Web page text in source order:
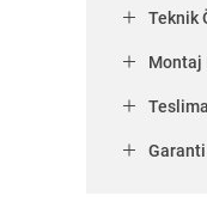
Teknik
Montaj